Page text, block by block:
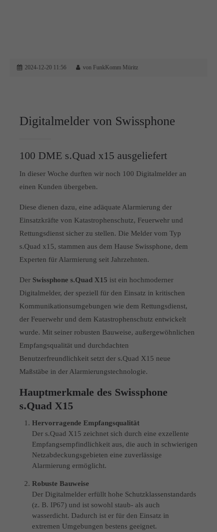
+44 1234 567 890
About us
Aenean commodo ligula eget dolor. Aenean massa. Cum
sociis natoque penatibus et magnis dis parturient montes,
nascetur ridiculus mus. Donec quam felis, ultricies nec.
2024-12-20 11:56 von FunkKomm Müritz
Digitalmelder von Swissphone
100 DME s.Quad x15 ausgeliefert
In dieser Woche durften wir noch 100 Digitalmelder an
einen Kunden übergeben.
Diese dienen dazu, eine adäquate Alarmierung der
Einsatzkräfte von Katastrophenschutz, Feuerwehr und
Rettungsdienst sicher zu stellen. Die Melder vom Typ
s.Quad x15, stammen aus dem Hause Swissphone, dem
Experten für Alarmierung seit Jahrzehnten.
Der Swissphone s.Quad X15 ist ein hochmoderner
Digitalmelder, der speziell für den Einsatz in kritischen
Kommunikationsumgebungen wie dem Rettungsdienst,
der Feuerwehr und dem Katastrophenschutz entwickelt
wurde. Mit seiner robusten Bauweise, außergewöhnlichen
Empfangsqualität und durchdachten
Benutzerfreundlichkeit setzt der s.Quad X15 neue
Maßstäbe in der Alarmierungstechnologie.
Hauptmerkmale des Swissphone
s.Quad X15
Hervorragende Empfangsqualität
Der s.Quad X15 zeichnet sich durch eine exzellente
Empfangsempfindlichkeit aus, die auch in schwierigen
Netzabdeckungsgebieten eine zuverlässige
Alarmierung ermöglicht.
Robuste Bauweise
Der Digitalmelder erfüllt hohe Schutzklassenstandards
(z. B. IP67) und ist sowohl staub- als auch
wasserdicht. Dadurch ist er für den Einsatz in
extremen Umgebungen bestens geeignet.